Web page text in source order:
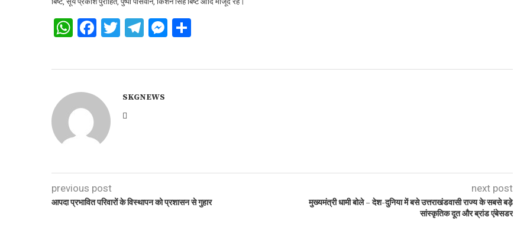
WhatsApp
Facebook
Twitter
Telegram
Messenger
SKGNEWS
previous post
आपदा प्रभावित परिवारों के विस्थापन को प्रशासन से गुहार
next post
मुख्यमंत्री धामी बोले – देश-दुनिया में बसे उत्तराखंडवासी राज्य के सबसे बड़े
सांस्कृतिक दूत और ब्रांड एंबेसडर